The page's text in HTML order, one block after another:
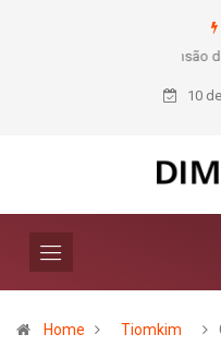
Nichele completa 50 anos
varejistas de
10
Home Tiomkim